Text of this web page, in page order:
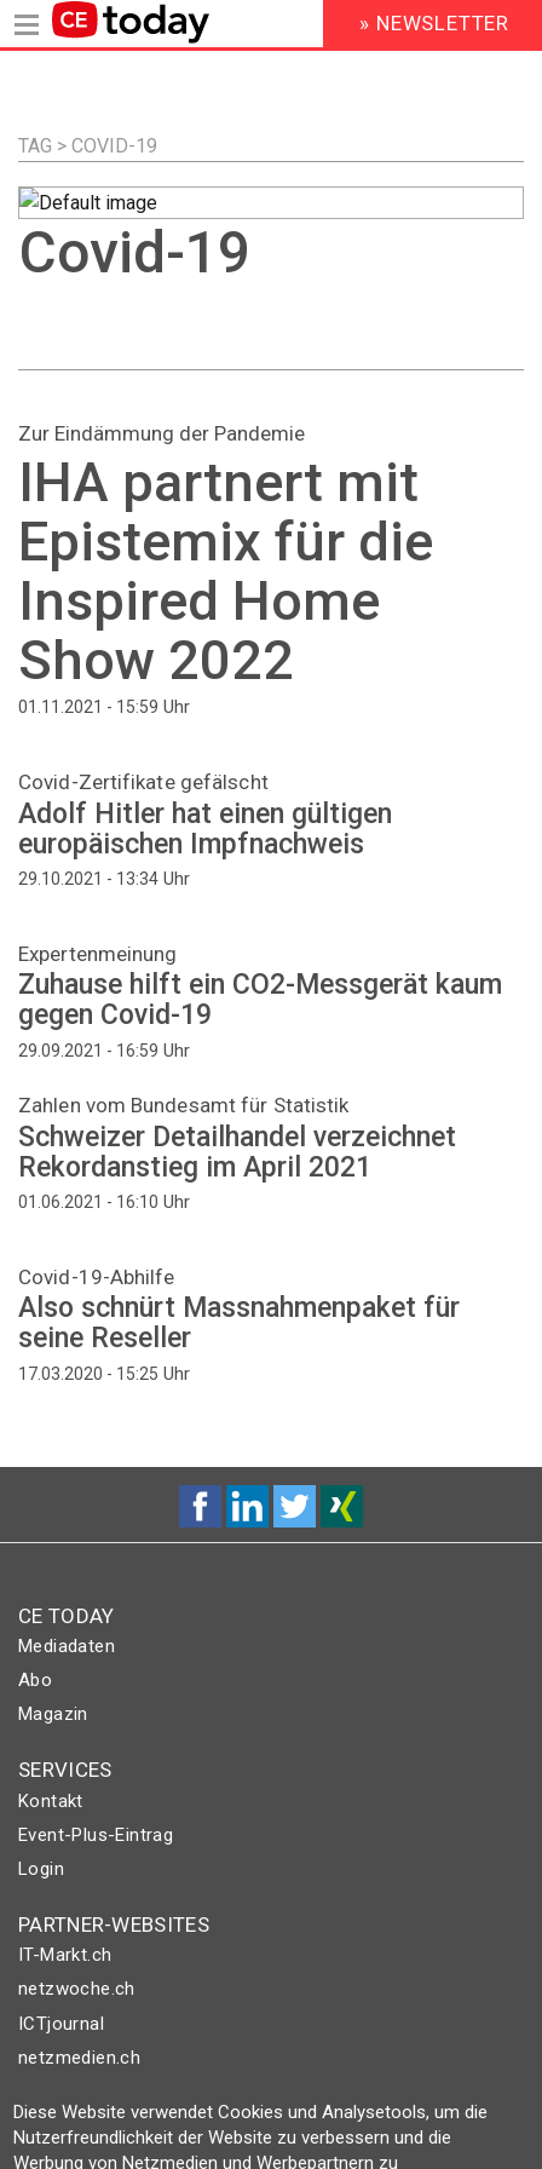
Inhalt
HEADER
MENU
» NEWSLETTER
TAG > COVID-19
Covid-19
Zur Eindämmung der Pandemie
IHA partnert mit
Epistemix für die
Inspired Home
Show 2022
01.11.2021 - 15:59 Uhr
Covid-Zertifikate gefälscht
Adolf Hitler hat einen gültigen
europäischen Impfnachweis
29.10.2021 - 13:34 Uhr
Expertenmeinung
Zuhause hilft ein CO2-Messgerät kaum
gegen Covid-19
29.09.2021 - 16:59 Uhr
Zahlen vom Bundesamt für Statistik
Schweizer Detailhandel verzeichnet
Rekordanstieg im April 2021
01.06.2021 - 16:10 Uhr
Covid-19-Abhilfe
Also schnürt Massnahmenpaket für
seine Reseller
17.03.2020 - 15:25 Uhr
CE TODAY
Mediadaten
Abo
Magazin
SERVICES
Kontakt
Event-Plus-Eintrag
Login
PARTNER-WEBSITES
IT-Markt.ch
netzwoche.ch
ICTjournal
netzmedien.ch
© NETZMEDIEN AG 2026
Impressum
Diese Website verwendet Cookies und Analysetools, um die
Nutzerfreundlichkeit der Website zu verbessern und die
Werbung von Netzmedien und Werbepartnern zu